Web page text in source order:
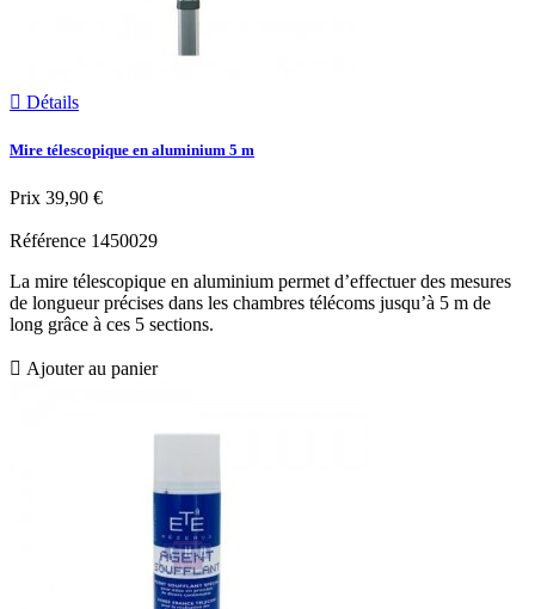
 Détails
Mire télescopique en aluminium 5 m
Prix 39,90 €
Référence 1450029
La mire télescopique en aluminium permet d’effectuer des mesures
de longueur précises dans les chambres télécoms jusqu’à 5 m de
long grâce à ces 5 sections.
 Ajouter au panier